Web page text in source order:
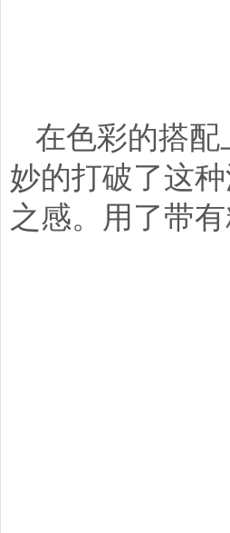
在色彩的搭
妙的打破了这
之感。用了带